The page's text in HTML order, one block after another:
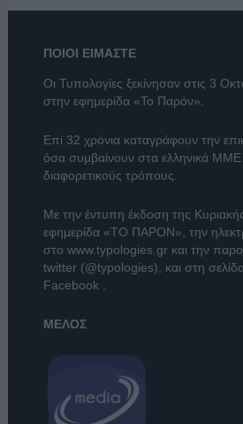
ΠΟΙΟΙ ΕΙΜΑΣΤΕ
Οι Τυπολογίες ξεκίνησαν στις 3
στην εφημερίδα «Το Παρόν».
Επί 32 χρόνια καταγράφουν την
όσα συμβαίνουν στα ελληνικά ΜΜΕ
διαφορετικούς τρόπους.
Με την έντυπη έκδοση της
εφημερίδα «ΤΟ ΠΑΡΟΝ» , την
στο www.typologies.grκαι την
twitter (@typologies) , και στη
Facebook
ΜΕΛΟΣ